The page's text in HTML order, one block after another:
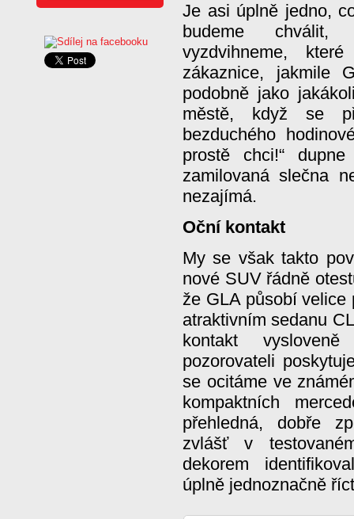
Je asi úplně jedno,
budeme
vyzdvihneme,
zákaznice, jakmile
podobně jako
městě, když se
bezduchého
prostě chci!“
zamilovaná slečna
nezajímá.
Oční kontakt
My se však takto
nové SUV řádně
že GLA působí velice
atraktivním sedanu
kontakt
pozorovateli
se ocitáme ve
kompaktních
přehledná, dobře
zvlášť v
dekorem
úplně jednoznačně